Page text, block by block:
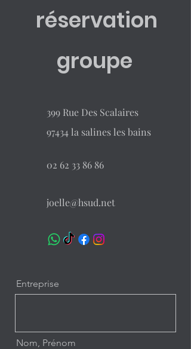
réservation
groupe
399 Rue Des Scalaires
97434 la salines les bains
02 62 33 86 86
joelle@hsud.net
Entreprise
Nom, Prénom